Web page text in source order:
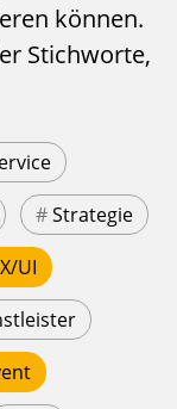
können.
Stichworte,
#Strategie
UI